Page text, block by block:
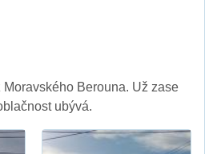
Berouna. Už zase
ubývá.